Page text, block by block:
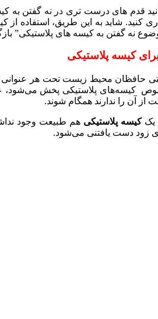
قدم های درست تری در نه گفتن به
کنید. شاید به این طریق، استفاده از
نه گفتن به کیسه های پلاستیکی”
برای کیسه پلاستیکی
حافظان محیط زیست تحت هر عنوانی
کیسه‌های پلاستیکی پخش می‌شود،
آن را ندارند همگام شوند.
یککیسه پلاستیکی هم طبیعت وجود
زود دست یافتنی می‌شود.